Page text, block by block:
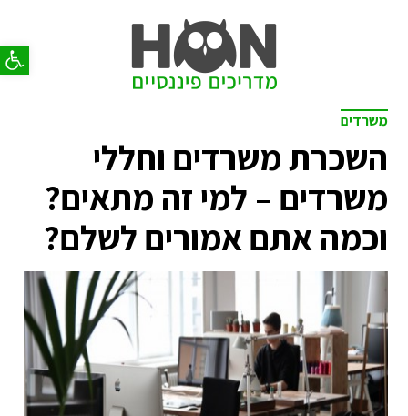
פתח
משרדים
השכרת משרדים וחללי
משרדים – למי זה מתאים?
וכמה אתם אמורים לשלם?